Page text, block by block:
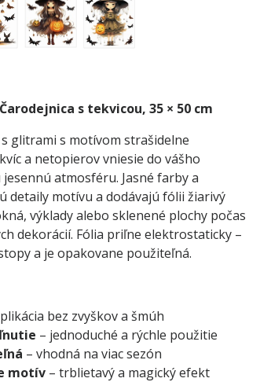
s tekvicou, 35 × 50 cm
glitrami s motívom strašidelne
a netopierov vniesie do vášho
atmosféru. Jasné farby a
detaily motívu a dodávajú fólii žiarivý
výklady alebo sklenené plochy počas
dekorácií. Fólia priľne elektrostaticky –
a je opakovane použiteľná.
bez zvyškov a šmúh
– jednoduché a rýchle použitie
– vhodná na viac sezón
motív – trblietavý a magický efekt